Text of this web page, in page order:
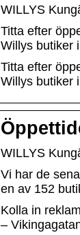
WILLYS
Titta efter
Willys butiker
Titta efter
Willys butiker
WILLYS
Vi har de
en av 152
Kolla in
–